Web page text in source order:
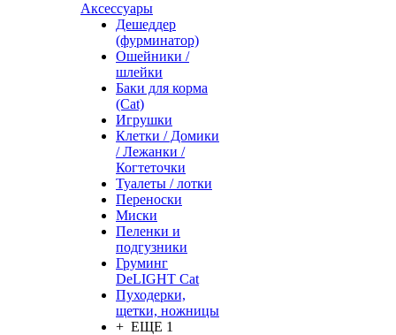
Аксессуары
Дешеддер
(фурминатор)
Ошейники /
шлейки
Баки для корма
(Cat)
Игрушки
Клетки / Домики
/ Лежанки /
Когтеточки
Туалеты / лотки
Переноски
Миски
Пеленки и
подгузники
Груминг
DeLIGHT Cat
Пуходерки,
щетки, ножницы
+ ЕЩЕ 1